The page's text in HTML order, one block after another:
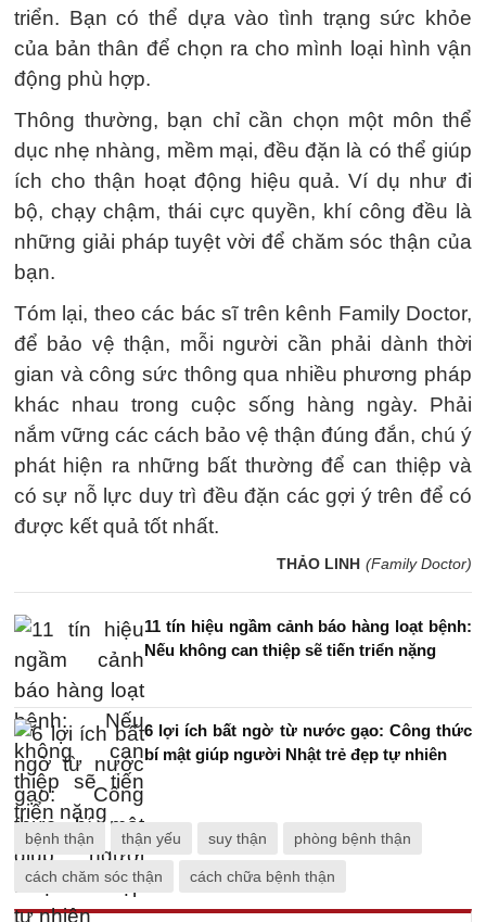
triển. Bạn có thể dựa vào tình trạng sức khỏe
của bản thân để chọn ra cho mình loại hình vận
động phù hợp.
Thông thường, bạn chỉ cần chọn một môn thể
dục nhẹ nhàng, mềm mại, đều đặn là có thể giúp
ích cho thận hoạt động hiệu quả. Ví dụ như đi
bộ, chạy chậm, thái cực quyền, khí công đều là
những giải pháp tuyệt vời để chăm sóc thận của
bạn.
Tóm lại, theo các bác sĩ trên kênh Family Doctor,
để bảo vệ thận, mỗi người cần phải dành thời
gian và công sức thông qua nhiều phương pháp
khác nhau trong cuộc sống hàng ngày. Phải
nắm vững các cách bảo vệ thận đúng đắn, chú ý
phát hiện ra những bất thường để can thiệp và
có sự nỗ lực duy trì đều đặn các gợi ý trên để có
được kết quả tốt nhất.
THẢO LINH (Family Doctor)
11 tín hiệu ngầm cảnh báo hàng loạt bệnh:
Nếu không can thiệp sẽ tiến triển nặng
6 lợi ích bất ngờ từ nước gạo: Công thức
bí mật giúp người Nhật trẻ đẹp tự nhiên
bệnh thận thận yếu suy thận phòng bệnh thận
cách chăm sóc thận cách chữa bệnh thận